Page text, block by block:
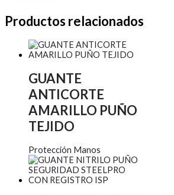
Productos relacionados
GUANTE
ANTICORTE
AMARILLO PUÑO
TEJIDO
Protección Manos